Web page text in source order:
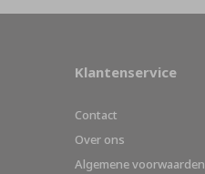
Klantenservice
Contact
Over ons
Algemene voorwaarden